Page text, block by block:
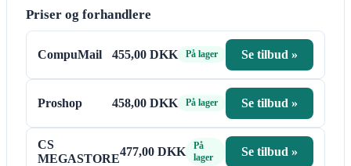
Priser og forhandlere
CompuMail 455,00 DKK På lager Se tilbud »
Proshop 458,00 DKK På lager Se tilbud »
CS
MEGASTORE
477,00 DKK
På
lager
Se tilbud »